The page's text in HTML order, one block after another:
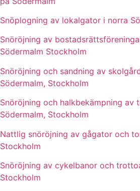
Snöplogning av lokalgator i norra
Snöröjning av
Södermalm Stockholm
Snöröjning och sandning av
Södermalm, Stockholm
Snöröjning och halkbekämpning av
Södermalm, Stockholm
Nattlig snöröjning av gågator och
Stockholm
Snöröjning av cykelbanor och
Stockholm